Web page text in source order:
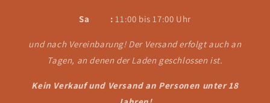
Sa :11:00 bis 17:00 Uhr
und nach Vereinbarung! Der Versand erfolgt auch an
Tagen, an denen der Laden geschlossen ist.
Kein Verkauf und Versand an Personen unter 18